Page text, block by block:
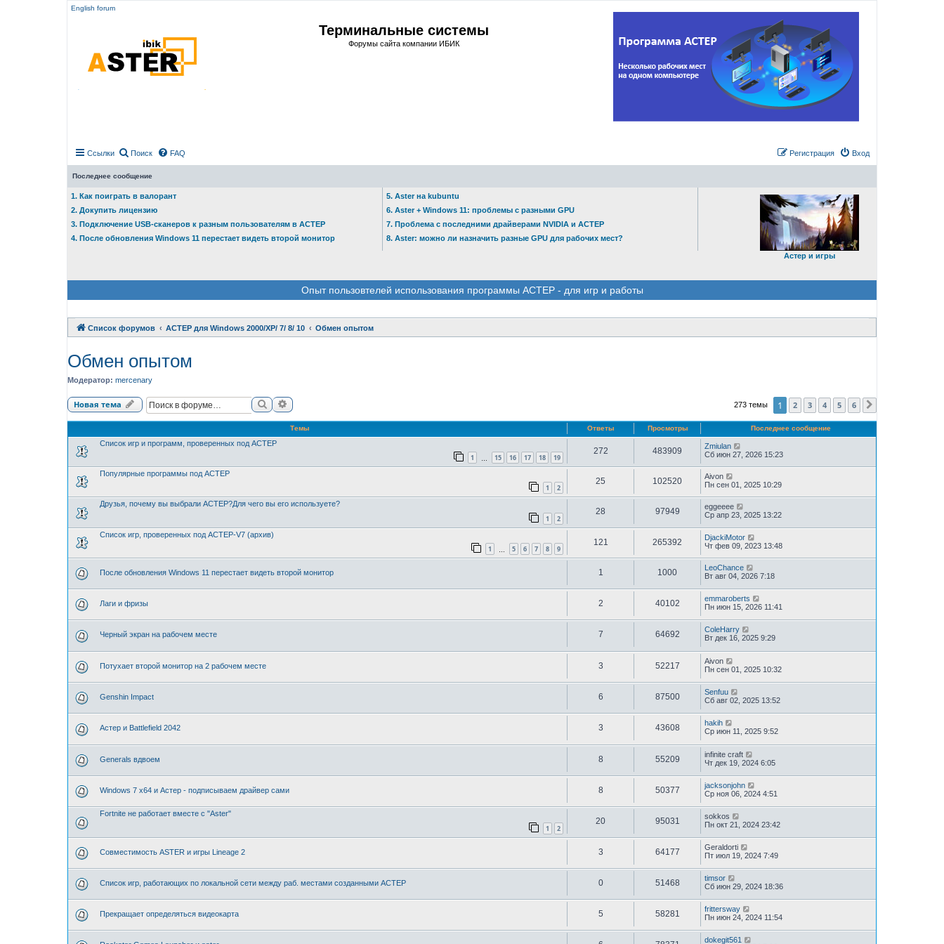
English forum
Терминальные системы
Форумы сайта компании ИБИК
Ссылки Поиск FAQ Вход
Регистрация
Последнее сообщение
1. Как поиграть в валорант
2. Докупить лицензию
3. Подключение USB-сканеров к разным пользователям в АСТЕР
4. После обновления Windows 11 перестает видеть второй монитор
5. Aster на kubuntu
6. Aster + Windows 11: проблемы с разными GPU
7. Проблема с последними драйверами NVIDIA и АСТЕР
8. Aster: можно ли назначить разные GPU для рабочих мест?
Астер и игры
Опыт пользовтелей использования программы АСТЕР - для игр и работы
Список форумов АСТЕР для Windows 2000/XP/ 7/ 8/ 10 Обмен опытом
Обмен опытом
Модератор: mercenary
Новая тема ПоискРасширенный поиск 273 темы 1 2 3 4 5 6
Темы Ответы Просмотры Последнее сообщение
Список игр и программ, проверенных под АСТЕР
1 … 15 16 17 18 19
272 483909
Zmiulan
Сб июн 27, 2026 15:23
Популярные программы под АСТЕР
1 2
25 102520
Aivon
Пн сен 01, 2025 10:29
Друзья, почему вы выбрали АСТЕР?Для чего вы его используете?
1 2
28 97949
eggeeee
Ср апр 23, 2025 13:22
Список игр, проверенных под АСТЕР-V7 (архив)
1 5 6 7 8 9
121 265392
DjackiMotor
Чт фев 09, 2023 13:48
После обновления Windows 11 перестает видеть второй монитор 1 1000
LeoChance
Вт авг 04, 2026 7:18
Лаги и фризы 2 40102
emmaroberts
Пн июн 15, 2026 11:41
Черный экран на рабочем месте 7 64692
ColeHarry
Вт дек 16, 2025 9:29
Потухает второй монитор на 2 рабочем месте 3 52217
Aivon
Пн сен 01, 2025 10:32
Genshin Impact 6 87500
Senfuu
Сб авг 02, 2025 13:52
Астер и Battlefield 2042 3 43608
hakih
Ср июн 11, 2025 9:52
Generals вдвоем 8 55209
infinite craft
Чт дек 19, 2024 6:05
Windows 7 x64 и Астер - подписываем драйвер сами 8 50377
jacksonjohn
Ср ноя 06, 2024 4:51
Fortnite не работает вместе с "Aster"
1 2
20 95031
sokkos
Пн окт 21, 2024 23:42
Совместимость ASTER и игры Lineage 2 3 64177
Geraldorti
Пт июл 19, 2024 7:49
Список игр, работающих по локальной сети между раб. местами созданными АСТЕР 0 51468
timsor
Сб июн 29, 2024 18:36
Прекращает определяться видеокарта 5 58281
frittersway
Пн июн 24, 2024 11:54
dokegit561